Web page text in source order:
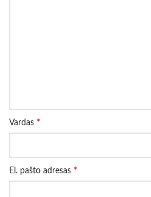
Vardas *
El. pašto adresas *